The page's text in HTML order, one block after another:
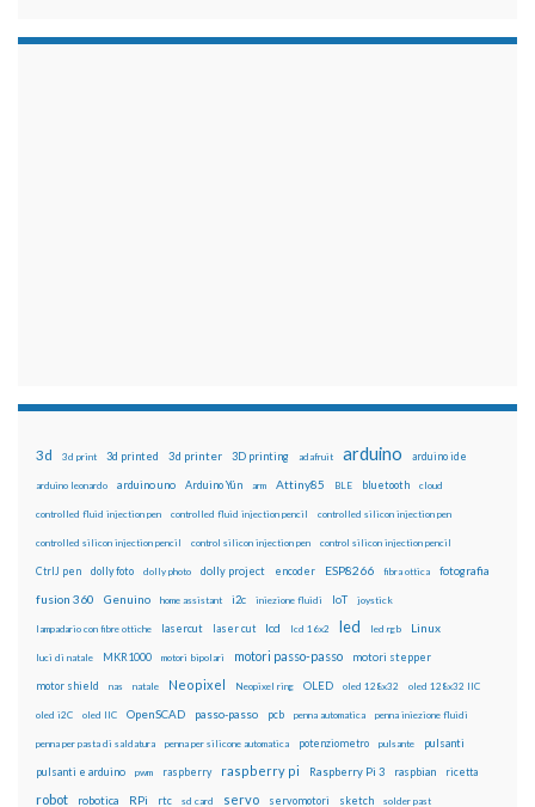
3d 3d print 3d printed 3d printer 3D printing adafruit arduino arduino ide
arduino leonardo arduino uno Arduino Yún arm Attiny85 BLE bluetooth cloud
controlled fluid injection pen controlled fluid injection pencil controlled silicon injection pen
controlled silicon injection pencil control silicon injection pen control silicon injection pencil
CtrlJ pen dolly foto dolly photo dolly project encoder ESP8266 fibra ottica fotografia
fusion 360 Genuino home assistant i2c iniezione fluidi IoT joystick
lampadario con fibre ottiche lasercut laser cut lcd lcd 16x2 led led rgb Linux
luci di natale MKR1000 motori bipolari motori passo-passo motori stepper
motor shield nas natale Neopixel Neopixel ring OLED oled 128x32 oled 128x32 IIC
oled i2C oled IIC OpenSCAD passo-passo pcb penna automatica penna iniezione fluidi
penna per pasta di saldatura penna per silicone automatica potenziometro pulsante pulsanti
pulsanti e arduino pwm raspberry raspberry pi Raspberry Pi 3 raspbian ricetta
robot robotica RPi rtc sd card servo servomotori sketch solder past